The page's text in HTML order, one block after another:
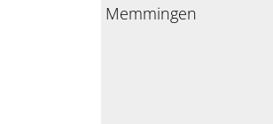
Memmingen